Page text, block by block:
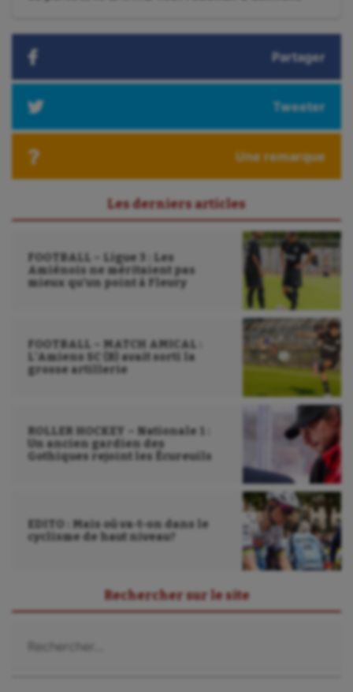
Voile
Water-polo
Partager
Tweeter
Une remarque
Les derniers articles
FOOTBALL – Ligue 3 : Les
Amiénois ne méritaient pas
mieux qu’un point à Fleury
FOOTBALL – MATCH AMICAL :
L’Amiens SC (B) avait sorti la
grosse artillerie
ROLLER HOCKEY – Nationale 1 :
Un ancien gardien des
Gothiques rejoint les Écureuils
EDITO : Mais où va-t-on dans le
cyclisme de haut niveau?
Rechercher sur le site